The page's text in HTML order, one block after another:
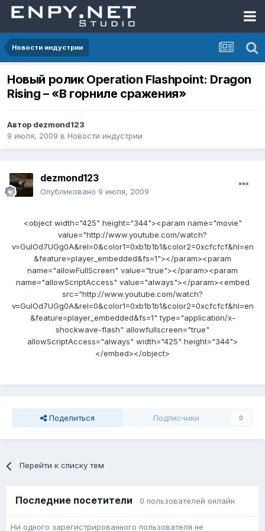
Новости индустрии
Новый ролик Operation Flashpoint: Dragon
Rising – «В горниле сражения»
Автор dezmond123
9 июля, 2009 в Новости индустрии
dezmond123
Опубликовано 9 июля, 2009
<object width="425" height="344"><param name="movie"
value="http://www.youtube.com/watch?
v=GulOd7UGg0A&rel=0&color1=0xb1b1b1&color2=0xcfcfcf&hl=en
&feature=player_embedded&fs=1"></param><param
name="allowFullScreen" value="true"></param><param
name="allowScriptAccess" value="always"></param><embed
src="http://www.youtube.com/watch?
v=GulOd7UGg0A&rel=0&color1=0xb1b1b1&color2=0xcfcfcf&hl=en
&feature=player_embedded&fs=1" type="application/x-
shockwave-flash" allowfullscreen="true"
allowScriptAccess="always" width="425" height="344">
</embed></object>
Поделиться Подписчики 0
Перейти к списку тем
Последние посетители 0 пользователей онлайн
Ни одного зарегистрированного пользователя не